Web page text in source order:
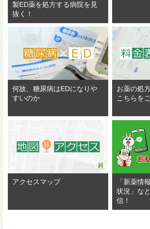
製ED薬を処方する病院を見
抜く！
何故、糖尿病はEDになりや
すいのか
お薬の処
こちらを
アクセスマップ
「新薬情
状況」な
信！